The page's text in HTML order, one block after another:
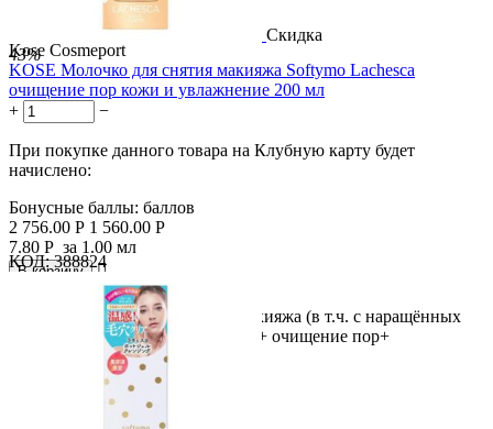
Скидка
43%
Kose Cosmeport
KOSE Молочко для снятия макияжа Softymo Lachesca
очищение пор кожи и увлажнение 200 мл
+
−
При покупке данного товара на Клубную карту будет
начислено:
Бонусные баллы: баллов
2 756.00 Р 1 560.00 Р
7.80 Р за 1.00 мл
В корзину

Освободи свои поры! Снятие макияжа (в т.ч. с наращённых
ресниц) + деликатное умывание + очищение пор+
увлажнение!...
КОД: 388824